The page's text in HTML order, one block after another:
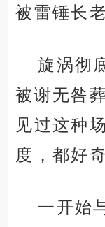
被雷锤长
旋涡彻
被谢无咎
见过这种
度，都好
一开始